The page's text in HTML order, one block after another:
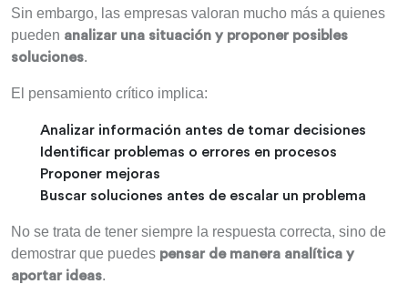
Sin embargo, las empresas valoran mucho más a quienes
pueden analizar una situación y proponer posibles
soluciones.
El pensamiento crítico implica:
Analizar información antes de tomar decisiones
Identificar problemas o errores en procesos
Proponer mejoras
Buscar soluciones antes de escalar un problema
No se trata de tener siempre la respuesta correcta, sino de
demostrar que puedes pensar de manera analítica y
aportar ideas.